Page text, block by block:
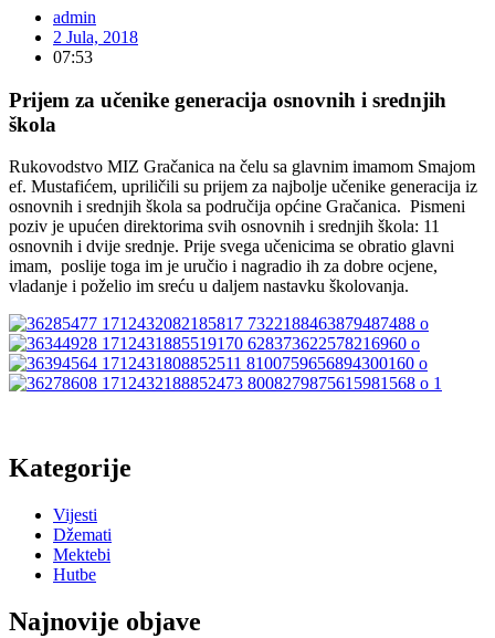
admin
2 Jula, 2018
07:53
Prijem za učenike generacija osnovnih i srednjih
škola
Rukovodstvo MIZ Gračanica na čelu sa glavnim imamom Smajom
ef. Mustafićem, upriličili su prijem za najbolje učenike generacija iz
osnovnih i srednjih škola sa područija općine Gračanica. Pismeni
poziv je upućen direktorima svih osnovnih i srednjih škola: 11
osnovnih i dvije srednje. Prije svega učenicima se obratio glavni
imam, poslije toga im je uručio i nagradio ih za dobre ocjene,
vladanje i poželio im sreću u daljem nastavku školovanja.
Kategorije
Vijesti
Džemati
Mektebi
Hutbe
Najnovije objave